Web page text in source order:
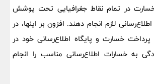
خسارت در تمام نقاط جغرافیایی تحت پوشش
لازم انجام دهند. افزون بر اینها، در
خسارت و پایگاه اطلاع‌رسانی خود در
به خسارات اطلاع‌رسانی مناسب را انجام